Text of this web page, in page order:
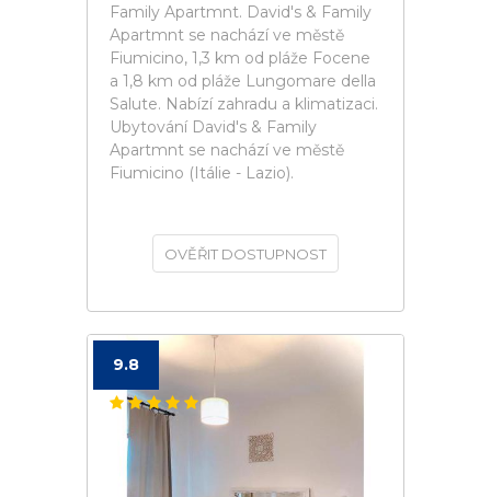
Family Apartmnt. David's & Family
Apartmnt se nachází ve městě
Fiumicino, 1,3 km od pláže Focene
a 1,8 km od pláže Lungomare della
Salute. Nabízí zahradu a klimatizaci.
Ubytování David's & Family
Apartmnt se nachází ve městě
Fiumicino (Itálie - Lazio).
OVĚŘIT DOSTUPNOST
9.8